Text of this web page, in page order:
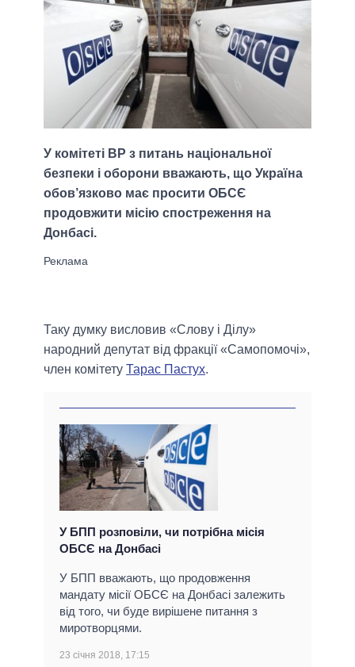
У комітеті ВР з питань національної
безпеки і оборони вважають, що Україна
обов’язково має просити ОБСЄ
продовжити місію спостреження на
Донбасі.
Таку думку висловив «Слову і Ділу»
народний депутат від фракції «Самопомочі»,
член комітету Тарас Пастух.
У БПП розповіли, чи потрібна місія
ОБСЄ на Донбасі
У БПП вважають, що продовження
мандату місії ОБСЄ на Донбасі залежить
від того, чи буде вирішене питання з
миротворцями.
23 січня 2018, 17:15